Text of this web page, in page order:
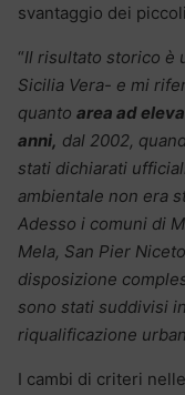
svantaggio dei
“Il risultato storico è
Sicilia Vera- e mi
quanto area ad
anni, dal 2002,
stati dichiarati
ambientale non era
Adesso i comuni di
Mela, San Pier
disposizione
sono stati suddivisi
riqualificazione
I cambi di criteri